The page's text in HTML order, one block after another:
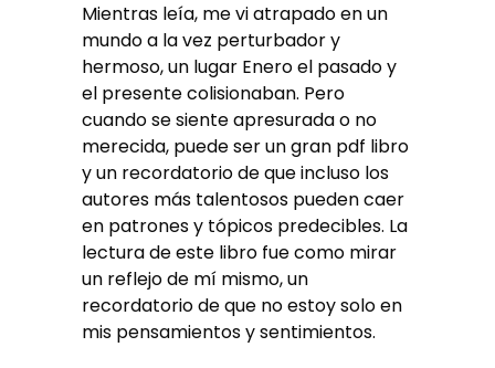
Mientras leía, me vi atrapado en un
mundo a la vez perturbador y
hermoso, un lugar Enero el pasado y
el presente colisionaban. Pero
cuando se siente apresurada o no
merecida, puede ser un gran pdf libro
y un recordatorio de que incluso los
autores más talentosos pueden caer
en patrones y tópicos predecibles. La
lectura de este libro fue como mirar
un reflejo de mí mismo, un
recordatorio de que no estoy solo en
mis pensamientos y sentimientos.